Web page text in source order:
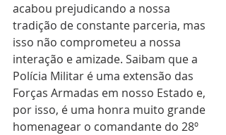
acabou prejudicando a nossa
tradição de constante parceria, mas
isso não comprometeu a nossa
interação e amizade. Saibam que a
Polícia Militar é uma extensão das
Forças Armadas em nosso Estado e,
por isso, é uma honra muito grande
homenagear o comandante do 28º